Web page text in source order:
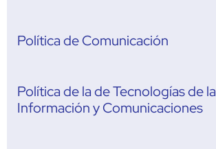
Política de Comunicación
Política de la de Tecnologías de la
Información y Comunicaciones